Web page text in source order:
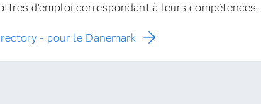
d'emploi correspondant à leurs compétences.
- pour le Danemark